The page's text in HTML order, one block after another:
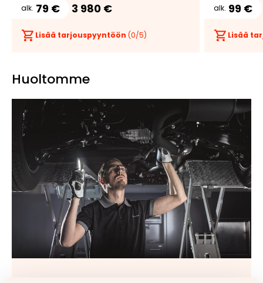
alk. 79 € 3 980 €
Lisää tarjouspyyntöön (0/5)
alk. 99 €
Lisää
Huoltomme